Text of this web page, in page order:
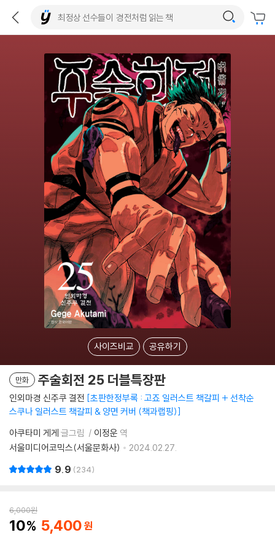
사이즈비교 공유하기
만화 주술회전 25 더블특장판
인외마경 신주쿠 결전 초판한정부록 : 고죠 일러스트 책갈피 + 선착순
스쿠나 일러스트 책갈피 & 양면 커버 (책과랩핑)
아쿠타미 게게 글그림 이정운 역
서울미디어코믹스(서울문화사)
2024.02.27.
9.9 234
6,000원
10 5,400